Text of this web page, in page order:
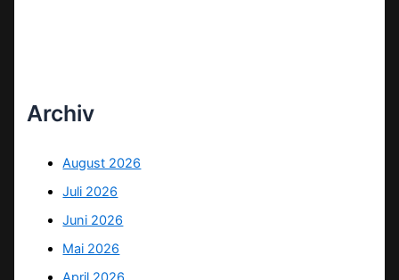
Archiv
August 2026
Juli 2026
Juni 2026
Mai 2026